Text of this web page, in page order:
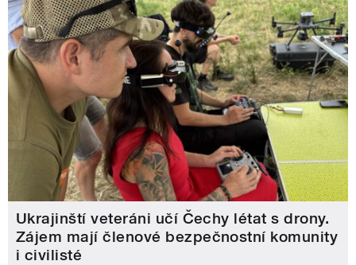
Ukrajinští veteráni učí Čechy létat s drony.
Zájem mají členové bezpečnostní komunity
i civilisté